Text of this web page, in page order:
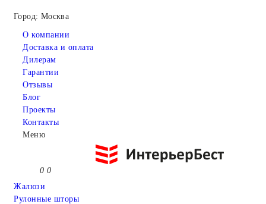
Город: Москва
О компании
Доставка и оплата
Дилерам
Гарантии
Отзывы
Блог
Проекты
Контакты
Меню
0 0
Жалюзи
Рулонные шторы